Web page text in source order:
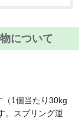
について
1個当たり30kg
。スプリング運